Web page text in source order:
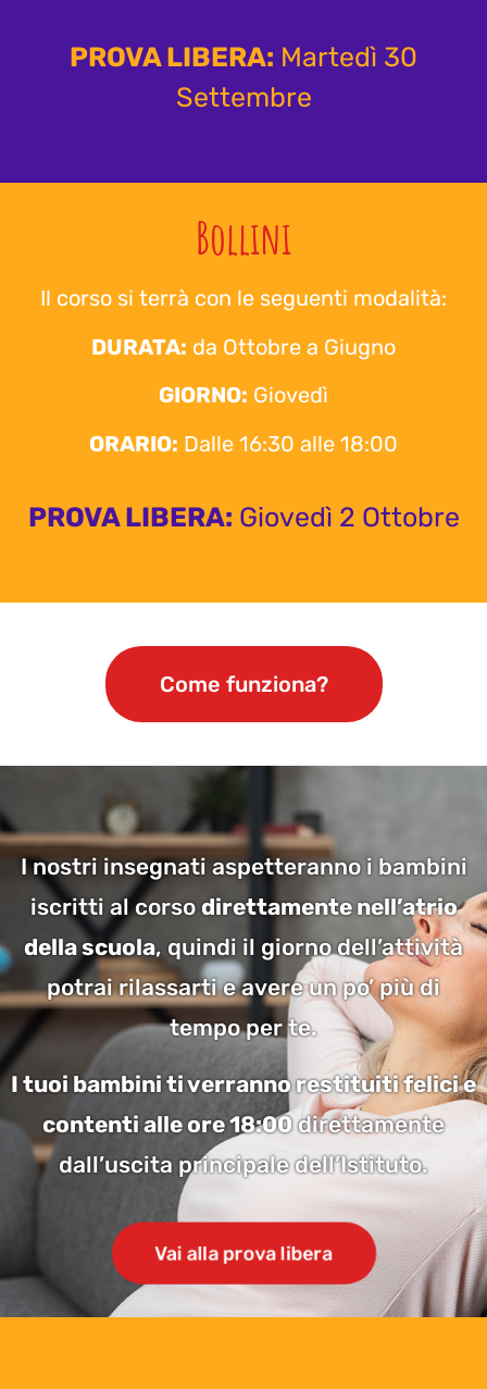
PROVA LIBERA: Martedì 30
Settembre
Bollini
Il corso si terrà con le seguenti modalità:
DURATA: da Ottobre a Giugno
GIORNO: Giovedì
ORARIO: Dalle 16:30 alle 18:00
PROVA LIBERA: Giovedì 2 Ottobre
Come funziona?
I nostri insegnati aspetteranno i bambini
iscritti al corso direttamente nell’atrio
della scuola, quindi il giorno dell’attività
potrai rilassarti e avere un po’ più di
tempo per te.
I tuoi bambini ti verranno restituiti felici e
contenti alle ore 18:00direttamente
dall’uscita principale dell’Istituto.
Vai alla prova libera